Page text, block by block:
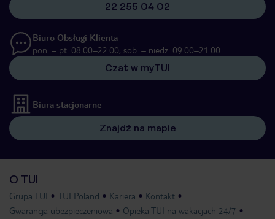
22 255 04 02
Biuro Obsługi Klienta
pon. – pt. 08:00–22:00, sob. – niedz. 09:00–21:00
Czat w myTUI
Biura stacjonarne
Znajdź na mapie
O TUI
Grupa TUI TUI Poland Kariera
Kontakt
Gwarancja ubezpieczeniowa
Opieka TUI na wakacjach 24/7